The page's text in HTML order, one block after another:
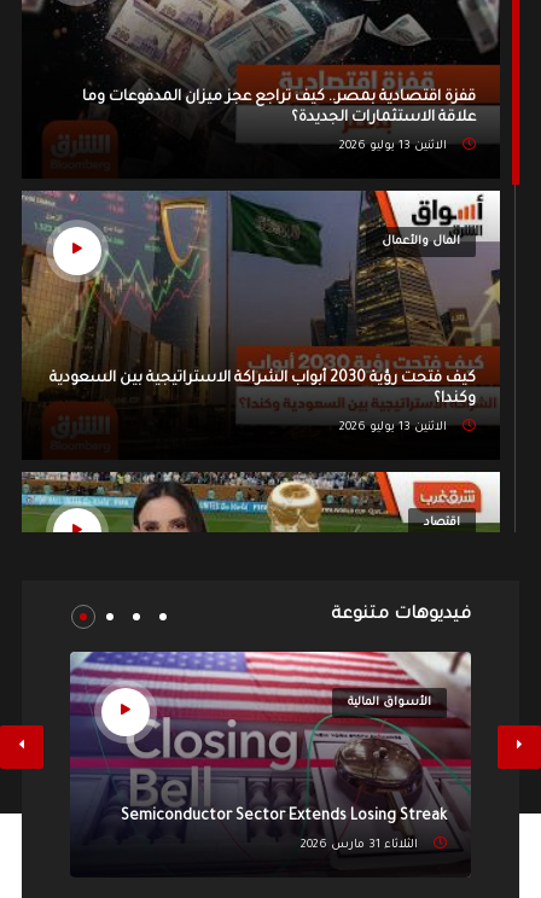
قفزة اقتصادية بمصر.. كيف تراجع عجز ميزان المدفوعات وما
علاقة الاستثمارات الجديدة؟
الاثنين 13 يوليو 2026
كيف فتحت رؤية 2030 أبواب الشراكة الاستراتيجية بين السعودية
وكندا؟
الاثنين 13 يوليو 2026
المال والأعمال
إمبراطورية الفيفا تتضخم! كيف قفزت أرباح كأس العالم 72% ومن
أين تأتي كل هذه المليارات؟
الاثنين 13 يوليو 2026
اقتصاد
الأسواق المالية
فيديوهات متنوعة
Semiconductor Sector Extends Losing Streak
الثلاثاء 31 مارس 2026
الأسواق المالية